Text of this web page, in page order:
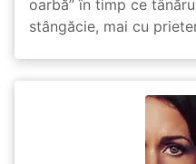
oarbă” în timp ce
stângăcie, mai cu